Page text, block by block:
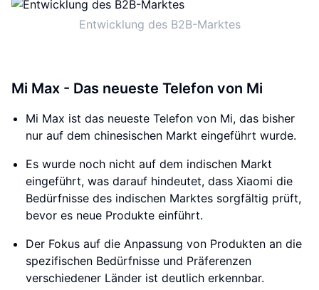
Entwicklung des B2B-Marktes
Mi Max - Das neueste Telefon von Mi
Mi Max ist das neueste Telefon von Mi, das bisher
nur auf dem chinesischen Markt eingeführt wurde.
Es wurde noch nicht auf dem indischen Markt
eingeführt, was darauf hindeutet, dass Xiaomi die
Bedürfnisse des indischen Marktes sorgfältig prüft,
bevor es neue Produkte einführt.
Der Fokus auf die Anpassung von Produkten an die
spezifischen Bedürfnisse und Präferenzen
verschiedener Länder ist deutlich erkennbar.